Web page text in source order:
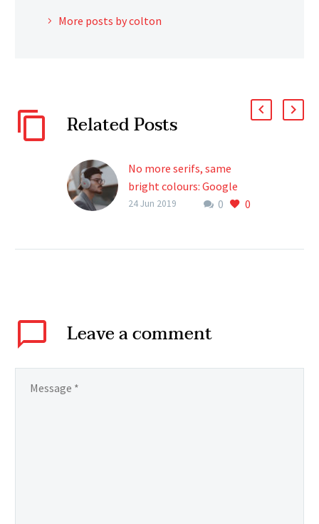
More posts by colton
Related Posts
No more serifs, same
bright colours: Google
new identity (Demo)
0 0
24 Jun 2019
Leavea comment